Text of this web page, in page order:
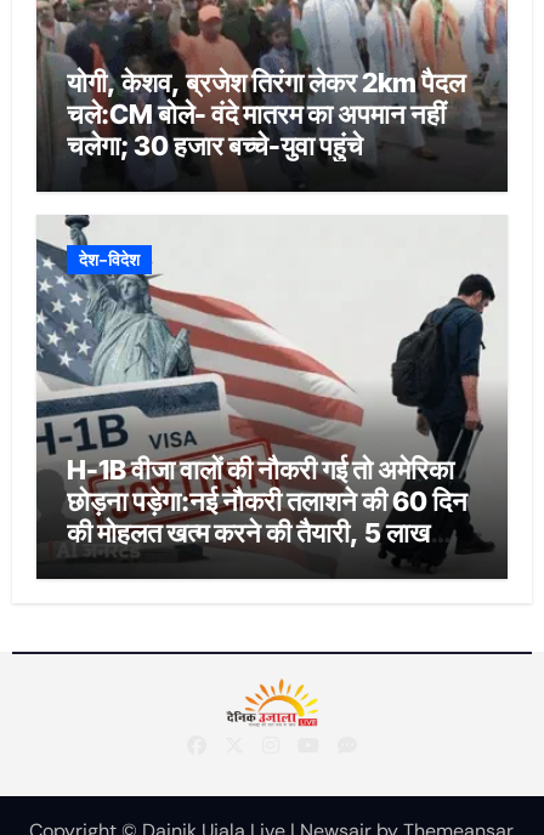
योगी, केशव, ब्रजेश तिरंगा लेकर 2km पैदल
चले:CM बोले- वंदे मातरम का अपमान नहीं
चलेगा; 30 हजार बच्चे-युवा पहुंचे
देश-विदेश
H-1B वीजा वालों की नौकरी गई तो अमेरिका
छोड़ना पड़ेगा:नई नौकरी तलाशने की 60 दिन
की मोहलत खत्म करने की तैयारी, 5 लाख
भारतीयों पर असर